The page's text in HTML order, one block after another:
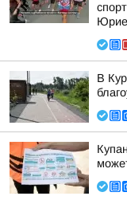
В